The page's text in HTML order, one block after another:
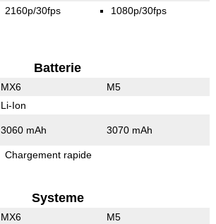
2160p/30fps 1080p/30fps
Batterie
MX6 M5
Li-Ion
3060 mAh 3070 mAh
Chargement rapide
Systeme
MX6 M5